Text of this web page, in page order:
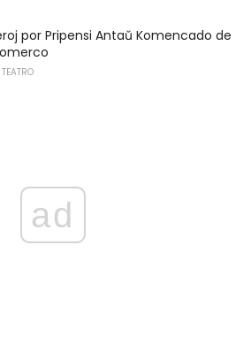
por Pripensi Antaŭ Komencado de
ad